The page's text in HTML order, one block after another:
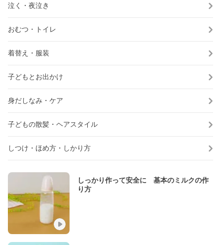
泣く・夜泣き
おむつ・トイレ
着替え・服装
子どもとお出かけ
身だしなみ・ケア
子どもの散髪・ヘアスタイル
しつけ・ほめ方・しかり方
しっかり作って安全に 基本のミルクの作
り方